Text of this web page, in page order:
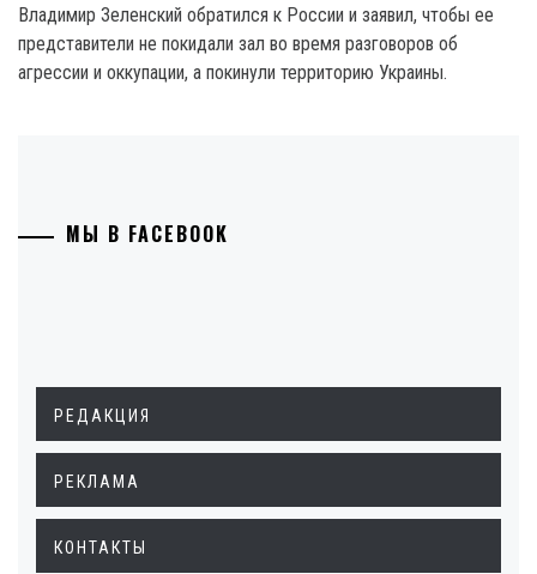
Владимир Зеленский обратился к России и заявил, чтобы ее
представители не покидали зал во время разговоров об
агрессии и оккупации, а покинули территорию Украины.
МЫ В FACEBOOK
РЕДАКЦИЯ
РЕКЛАМА
КОНТАКТЫ